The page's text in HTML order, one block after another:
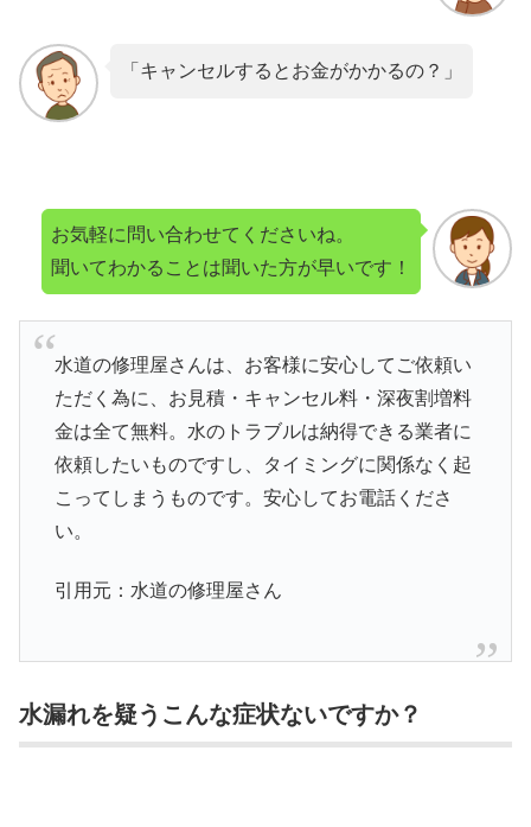
「キャンセルするとお金がかかるの？」
お気軽に問い合わせてくださいね。
聞いてわかることは聞いた方が早いです！
水道の修理屋さんは、お客様に安心してご依頼い
ただく為に、お見積・キャンセル料・深夜割増料
金は全て無料。水のトラブルは納得できる業者に
依頼したいものですし、タイミングに関係なく起
こってしまうものです。安心してお電話くださ
い。
引用元：水道の修理屋さん
水漏れを疑うこんな症状ないですか？